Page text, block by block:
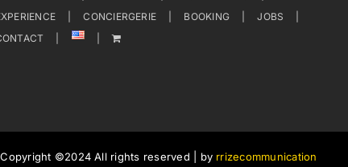
CONCIERGERIE BOOKING
JOBS
Copyright ©2024 All rights reserved | by rrizecommunication